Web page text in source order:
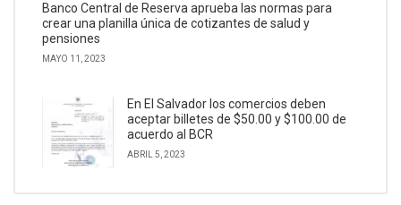
Banco Central de Reserva aprueba las normas para
crear una planilla única de cotizantes de salud y
pensiones
MAYO 11, 2023
En El Salvador los comercios deben
aceptar billetes de $50.00 y $100.00 de
acuerdo al BCR
ABRIL 5, 2023